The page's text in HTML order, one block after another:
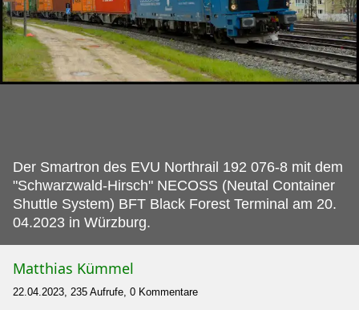
Der Smartron des EVU Northrail 192 076-8 mit dem
"Schwarzwald-Hirsch" NECOSS (Neutal Container
Shuttle System) BFT Black Forest Terminal am 20.
04.2023 in Würzburg.
Matthias Kümmel
22.04.2023, 235 Aufrufe, 0 Kommentare